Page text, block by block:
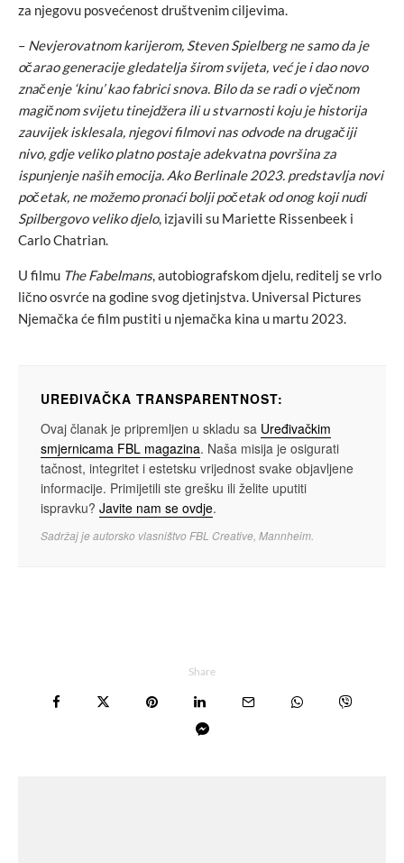
za njegovu posvećenost društvenim ciljevima.
– Nevjerovatnom karijerom, Steven Spielberg ne samo da je
očarao generacije gledatelja širom svijeta, već je i dao novo
značenje ‘kinu’ kao fabrici snova. Bilo da se radi o vječnom
magičnom svijetu tinejdžera ili u stvarnosti koju je historija
zauvijek isklesala, njegovi filmovi nas odvode na drugačiji
nivo, gdje veliko platno postaje adekvatna površina za
ispunjenje naših emocija. Ako Berlinale 2023. predstavlja novi
početak, ne možemo pronaći bolji početak od onog koji nudi
Spilbergovo veliko djelo, izjavili su Mariette Rissenbeek i
Carlo Chatrian.
U filmu The Fabelmans, autobiografskom djelu, reditelj se vrlo
lično osvrće na godine svog djetinjstva. Universal Pictures
Njemačka će film pustiti u njemačka kina u martu 2023.
UREĐIVAČKA TRANSPARENTNOST:
Ovaj članak je pripremljen u skladu sa Uređivačkim
smjernicama FBL magazina. Naša misija je osigurati
tačnost, integritet i estetsku vrijednost svake objavljene
informacije. Primijetili ste grešku ili želite uputiti
ispravku? Javite nam se ovdje.
Sadržaj je autorsko vlasništvo FBL Creative, Mannheim.
Share